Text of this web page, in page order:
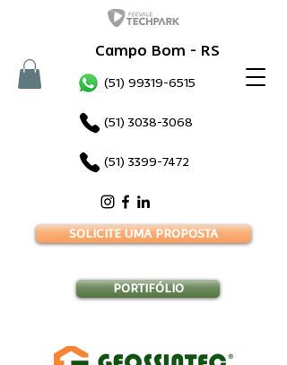
Campo Bom - RS
(51) 99319-6515
(51) 3038-3068
(51) 3399-7472
SOLICITE UMA PROPOSTA
PORTIFÓLIO